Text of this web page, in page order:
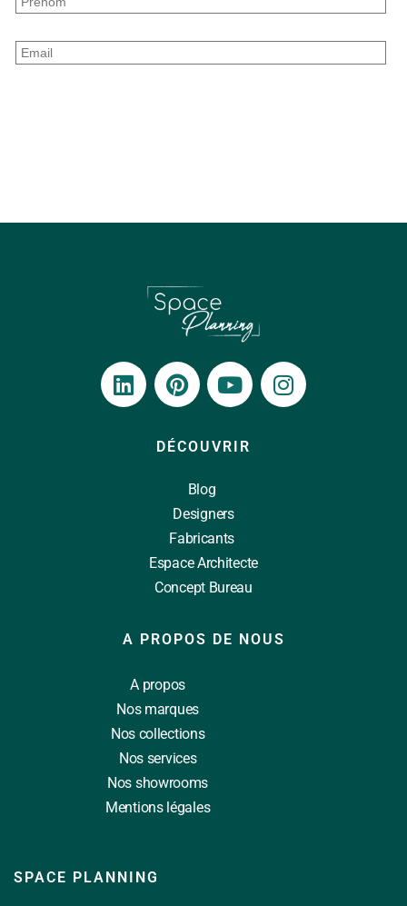
DÉCOUVRIR
Blog
Designers
Fabricants
Espace Architecte
Concept Bureau
A PROPOS DE NOUS
A propos
Nos marques
Nos collections
Nos services
Nos showrooms
Mentions légales
SPACE PLANNING